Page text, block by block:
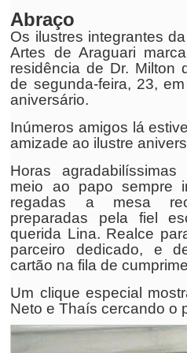
Abraço
Os ilustres integrantes
Artes de Araguari
residência de Dr. Milton
de segunda-feira, 23,
aniversário.
Inúmeros amigos lá
amizade ao ilustre
Horas
meio ao papo sempre
regadas a mesa
preparadas pela fiel
querida Lina. Realce
parceiro dedicado, e
cartão na fila de
Um clique especial
Neto e Thaís cercando o